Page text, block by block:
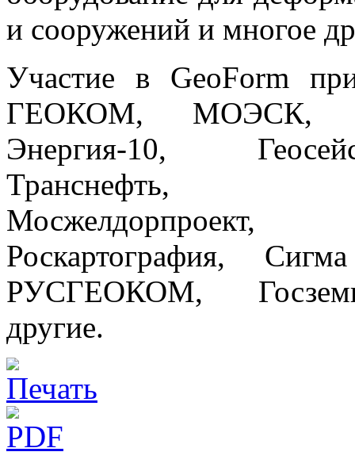
и сооружений и многое
Участие в GeoForm
ГЕОКОМ, МОЭСК,
Энергия-10,
Транснефть,
Мосжелдорпроект,
Роскартография,
РУСГЕОКОМ,
другие.